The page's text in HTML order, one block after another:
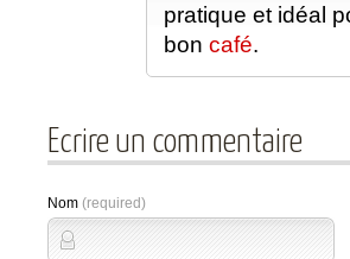
pratique et idéal
bon café.
Ecrire un commentaire
Nom (required)